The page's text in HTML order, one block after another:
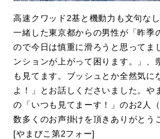
高速クワッド2基と機動力も文句な
一緒した東京都からの男性が「昨季
ので今日は慎重に滑ろうと思ってま
ンションが上がって困ります。」、
も見てます。ブッシュとか全然気に
よ！」とお話しくださいました。や
の「いつも見てまーす！」のお2人
数多くのお声掛けを頂きありがとう
[やまびこ第2フォー]